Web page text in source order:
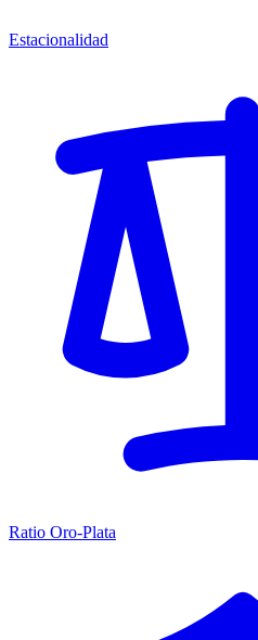
Estacionalidad
Ratio Oro-Plata